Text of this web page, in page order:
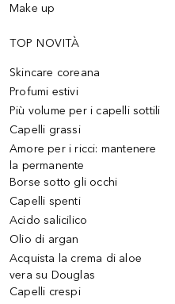
Make up
TOP NOVITÀ
Skincare coreana
Profumi estivi
Più volume per i capelli sottili
Capelli grassi
Amore per i ricci: mantenere
la permanente
Borse sotto gli occhi
Capelli spenti
Acido salicilico
Olio di argan
Acquista la crema di aloe
vera su Douglas
Capelli crespi